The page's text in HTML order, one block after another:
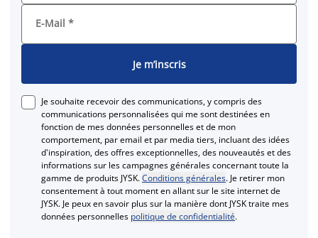
E-Mail *
Je m’inscris
Je souhaite recevoir des communications, y compris des
communications personnalisées qui me sont destinées en
fonction de mes données personnelles et de mon
comportement, par email et par media tiers, incluant des idées
d'inspiration, des offres exceptionnelles, des nouveautés et des
informations sur les campagnes générales concernant toute la
gamme de produits JYSK.Conditions générales. Je retirer mon
consentement à tout moment en allant sur le site internet de
JYSK. Je peux en savoir plus sur la manière dont JYSK traite mes
données personnelles politique de confidentialité.